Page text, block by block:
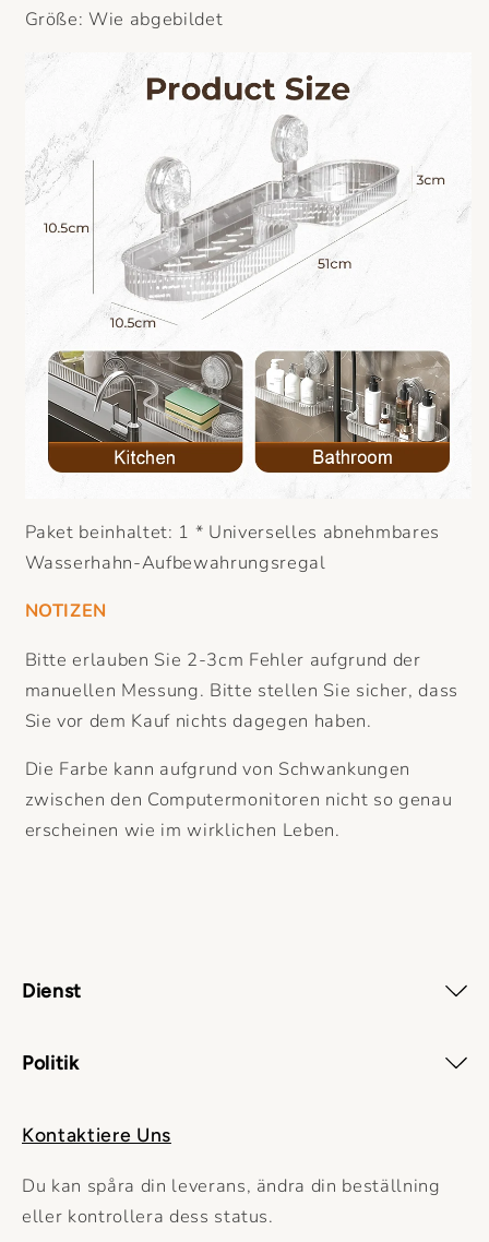
Größe: Wie abgebildet
Paket beinhaltet: 1 * Universelles abnehmbares
Wasserhahn-Aufbewahrungsregal
NOTIZEN
Bitte erlauben Sie 2-3cm Fehler aufgrund der
manuellen Messung. Bitte stellen Sie sicher, dass
Sie vor dem Kauf nichts dagegen haben.
Die Farbe kann aufgrund von Schwankungen
zwischen den Computermonitoren nicht so genau
erscheinen wie im wirklichen Leben.
Dienst
Politik
Kontaktiere Uns
Du kan spåra din leverans, ändra din beställning
eller kontrollera dess status.